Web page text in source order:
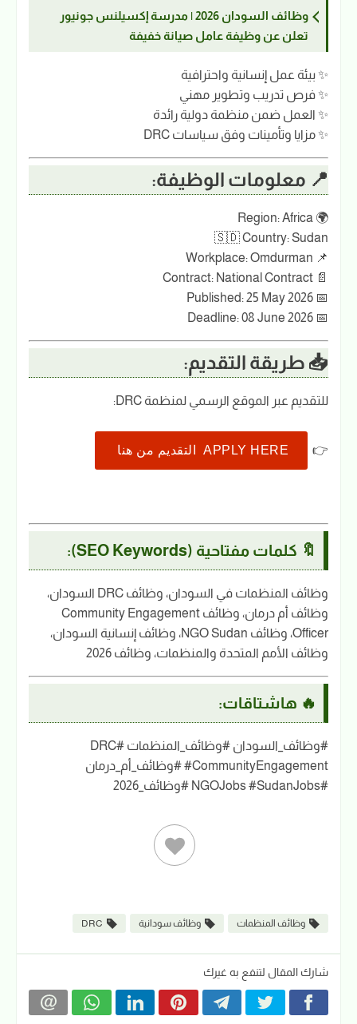
وظائف السودان 2026 | مدرسة إكسيلنس جونيور
تعلن عن وظيفة عامل صيانة خفيفة
✨ بيئة عمل إنسانية واحترافية
✨ فرص تدريب وتطوير مهني
✨ العمل ضمن منظمة دولية رائدة
✨ مزايا وتأمينات وفق سياسات DRC
📍 معلومات الوظيفة:
🌍 Region: Africa
🇸🇩 Country: Sudan
📌 Workplace: Omdurman
📄 Contract: National Contract
📅 Published: 25 May 2026
📅 Deadline: 08 June 2026
📥 طريقة التقديم:
للتقديم عبر الموقع الرسمي لمنظمة DRC:
👉 APPLY HERE التقديم من هنا
🔖 كلمات مفتاحية (SEO Keywords):
وظائف المنظمات في السودان، وظائف DRC السودان،
وظائف أم درمان، وظائف Community Engagement
Officer، وظائف NGO Sudan، وظائف إنسانية السودان،
وظائف الأمم المتحدة والمنظمات، وظائف 2026
🔥 هاشتاقات:
#وظائف_السودان #وظائف_المنظمات #DRC
#CommunityEngagement #وظائف_أم_درمان
#NGOJobs #SudanJobs #وظائف_2026
وظائف المنظمات وظائف سودانية DRC
شارك المقال لتنفع به غيرك